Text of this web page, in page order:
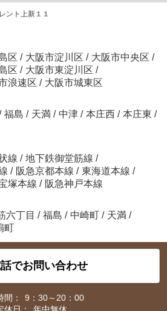
ント上新１１
区 / 大阪市淀川区 / 大阪市中央区 /
区 / 大阪市東淀川区 /
浪速区 / 大阪市城東区
福島 / 天満 / 中津 / 本庄西 / 本庄東 /
線 / 地下鉄御堂筋線 /
/ 阪急京都本線 / 東海道本線 /
塚本線 / 阪急神戸本線
六丁目 / 福島 / 中崎町 / 天満 /
町
でお問い合わせ
間：
9：30～20：00